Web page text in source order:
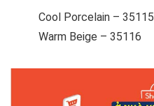
Cool Porcelain – 35115
Warm Beige – 35116